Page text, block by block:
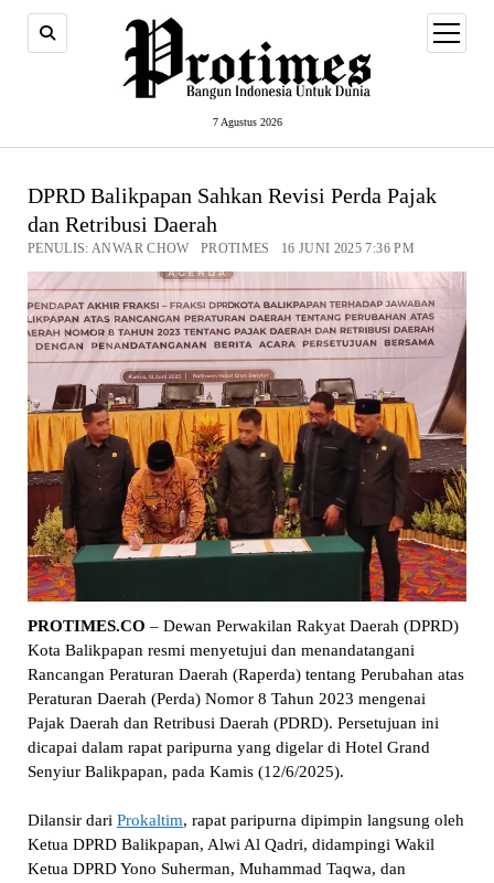
7 Agustus 2026
open
menu
DPRD Balikpapan Sahkan Revisi Perda Pajak
dan Retribusi Daerah
PENULIS: ANWAR CHOW PROTIMES 16 JUNI 2025 7:36 PM
PROTIMES.CO – Dewan Perwakilan Rakyat Daerah (DPRD)
Kota Balikpapan resmi menyetujui dan menandatangani
Rancangan Peraturan Daerah (Raperda) tentang Perubahan atas
Peraturan Daerah (Perda) Nomor 8 Tahun 2023 mengenai
Pajak Daerah dan Retribusi Daerah (PDRD). Persetujuan ini
dicapai dalam rapat paripurna yang digelar di Hotel Grand
Senyiur Balikpapan, pada Kamis (12/6/2025).
Dilansir dari Prokaltim, rapat paripurna dipimpin langsung oleh
Ketua DPRD Balikpapan, Alwi Al Qadri, didampingi Wakil
Ketua DPRD Yono Suherman, Muhammad Taqwa, dan